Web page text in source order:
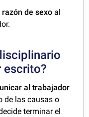
de sexo al
escrito?
al trabajador
de las causas o
terminar el